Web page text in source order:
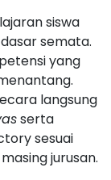
siswa
semata.
yang
langsung
serta
sesuai
jurusan.